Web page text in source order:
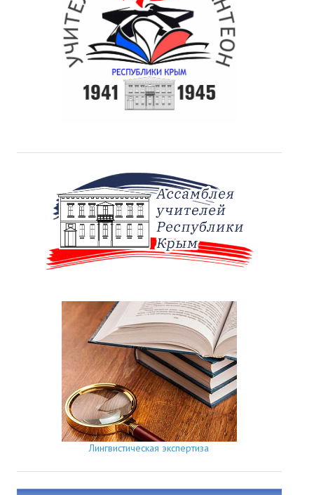
Лингвистическая экспертиза